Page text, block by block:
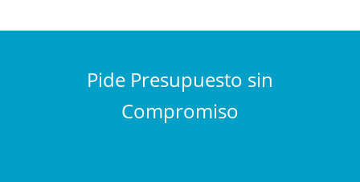
Pide Presupuesto sin
Compromiso